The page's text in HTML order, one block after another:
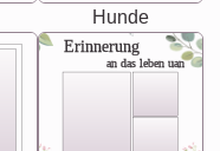
Hunde
Erinnerung
an das leben uan